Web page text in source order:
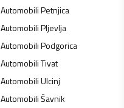
AutomobiliPetnjica
AutomobiliPljevlja
AutomobiliPodgorica
AutomobiliTivat
AutomobiliUlcinj
AutomobiliŠavnik